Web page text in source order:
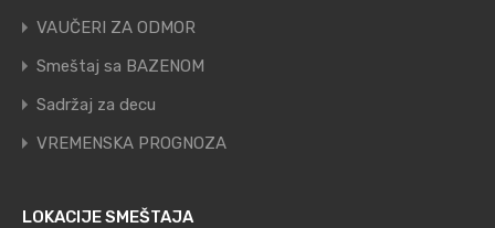
VAUČERI ZA ODMOR
Smeštaj sa BAZENOM
Sadržaj za decu
VREMENSKA PROGNOZA
LOKACIJE SMEŠTAJA